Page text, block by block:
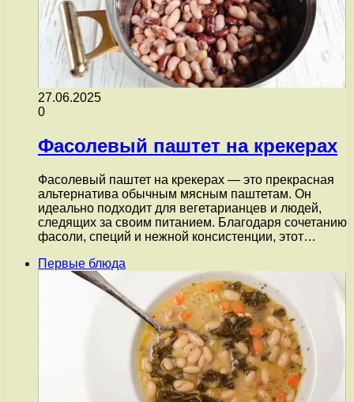
27.06.2025
0
Фасолевый паштет на крекерах
Фасолевый паштет на крекерах — это прекрасная
альтернатива обычным мясным паштетам. Он
идеально подходит для вегетарианцев и людей,
следящих за своим питанием. Благодаря сочетанию
фасоли, специй и нежной консистенции, этот…
Первые блюда